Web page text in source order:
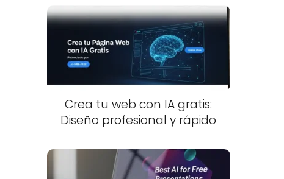
Crea tu web con IA gratis:
Diseño profesional y rápido